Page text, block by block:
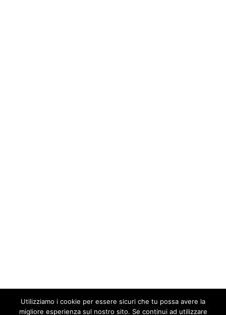
Utilizziamo i cookie per essere sicuri che tu possa avere la
migliore esperienza sul nostro sito. Se continui ad utilizzare